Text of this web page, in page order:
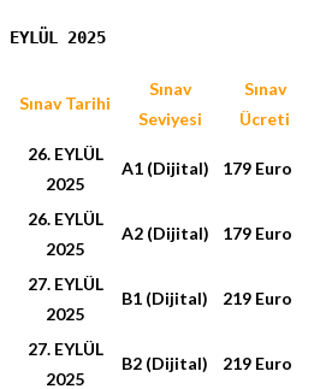
EYLÜL 2025
Sınav Tarihi
Sınav
Seviyesi
Sınav
Ücreti
26. EYLÜL
2025
A1 (Dijital) 179 Euro
26. EYLÜL
2025
A2 (Dijital) 179 Euro
27. EYLÜL
2025
B1 (Dijital) 219 Euro
27. EYLÜL
2025
B2 (Dijital) 219 Euro